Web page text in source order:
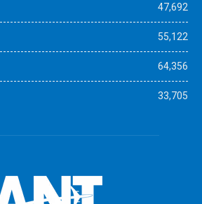
47,692
55,122
64,356
33,705